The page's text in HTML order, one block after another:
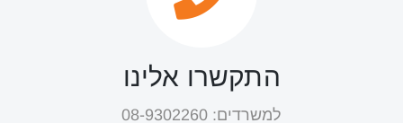
התקשרו אלינו
למשרדים: 08-9302260